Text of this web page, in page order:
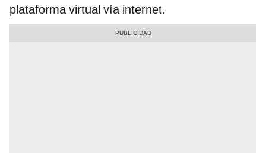
plataforma virtual vía internet.